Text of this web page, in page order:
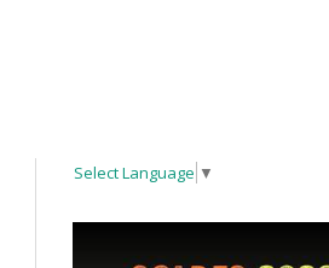
Select Language ▼